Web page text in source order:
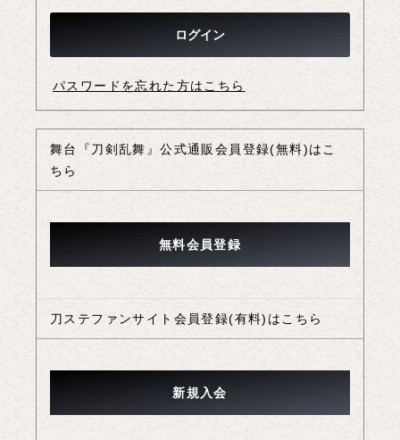
パスワードを忘れた方はこちら
舞台『刀剣乱舞』公式通販会員登録(無料)はこ
ちら
刀ステファンサイト会員登録(有料)はこちら